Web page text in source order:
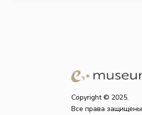
Copyright © 2025.
Все права защищены